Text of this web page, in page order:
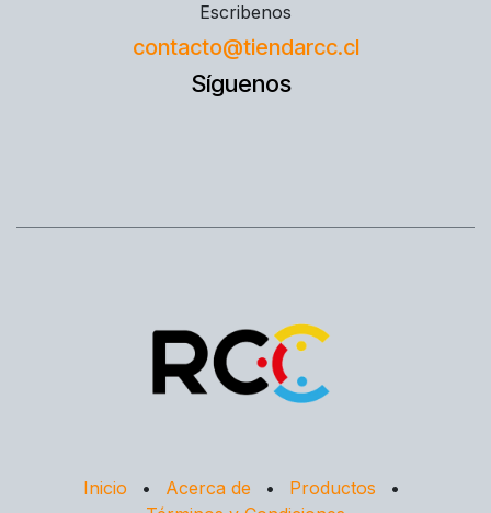
Escribenos
contacto@tiendarcc.cl
Síguenos
Inicio • Acerca de • Productos
•